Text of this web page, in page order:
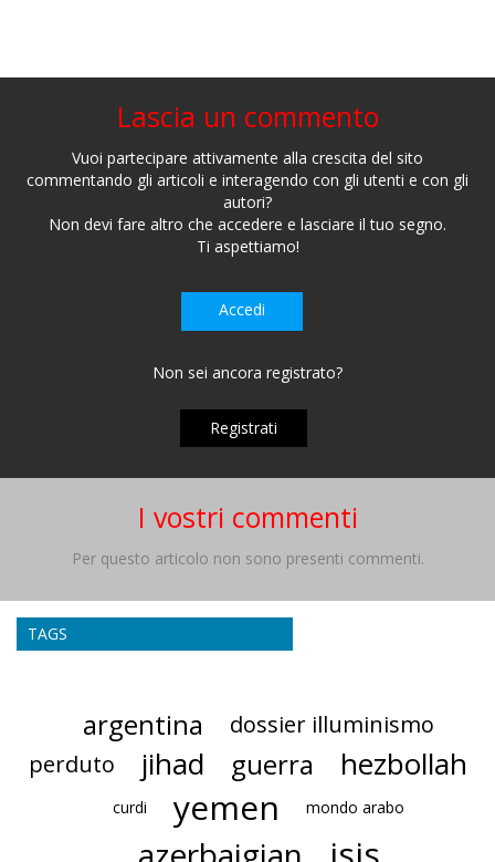
Lascia un commento
Vuoi partecipare attivamente alla crescita del sito
commentando gli articoli e interagendo con gli utenti e con gli
autori?
Non devi fare altro che accedere e lasciare il tuo segno.
Ti aspettiamo!
Accedi
Non sei ancora registrato?
Registrati
I vostri commenti
Per questo articolo non sono presenti commenti.
TAGS
argentina
dossier illuminismo
perduto
jihad guerra hezbollah
curdi yemen mondo arabo